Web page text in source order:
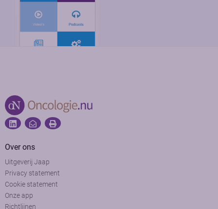
Over ons
Uitgeverij Jaap
Privacy statement
Cookie statement
Onze app
Richtlijnen